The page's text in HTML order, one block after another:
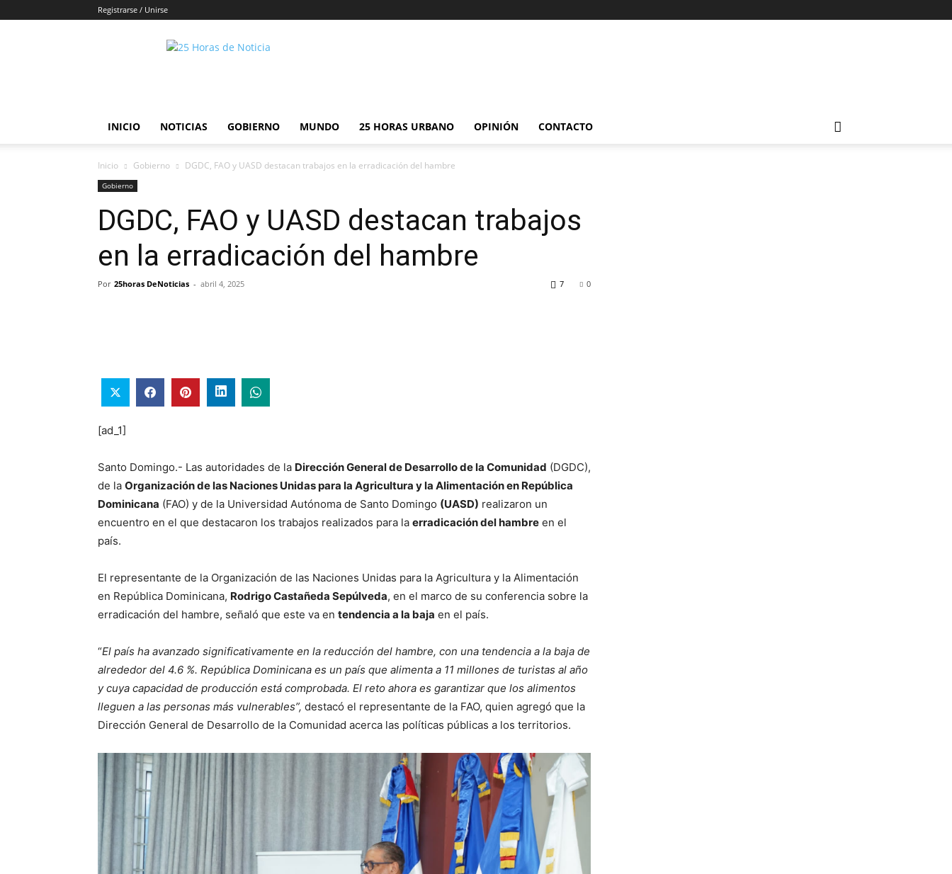
Registrarse / Unirse
25horasdenoticias
INICIO NOTICIAS GOBIERNO MUNDO 25 HORAS URBANO OPINIÓN CONTACTO
Inicio Gobierno DGDC, FAO y UASD destacan trabajos en la erradicación del hambre
Gobierno
DGDC, FAO y UASD destacan trabajos
en la erradicación del hambre
Por 25horas DeNoticias - abril 4, 2025 0
7
[ad_1]
Santo Domingo.- Las autoridades de la Dirección General de Desarrollo de la Comunidad (DGDC),
de la Organización de las Naciones Unidas para la Agricultura y la Alimentación en República
Dominicana (FAO) y de la Universidad Autónoma de Santo Domingo (UASD) realizaron un
encuentro en el que destacaron los trabajos realizados para la erradicación del hambre en el
país.
El representante de la Organización de las Naciones Unidas para la Agricultura y la Alimentación
en República Dominicana, Rodrigo Castañeda Sepúlveda, en el marco de su conferencia sobre la
erradicación del hambre, señaló que este va en tendencia a la baja en el país.
“El país ha avanzado significativamente en la reducción del hambre, con una tendencia a la baja de
alrededor del 4.6 %. República Dominicana es un país que alimenta a 11 millones de turistas al año
y cuya capacidad de producción está comprobada. El reto ahora es garantizar que los alimentos
lleguen a las personas más vulnerables”, destacó el representante de la FAO, quien agregó que la
Dirección General de Desarrollo de la Comunidad acerca las políticas públicas a los territorios.